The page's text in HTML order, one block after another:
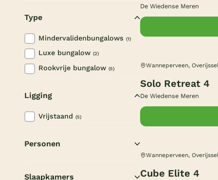
Type
Mindervalidenbungalows (1)
Luxe bungalow (2)
Rookvrije bungalow (5)
Ligging
Vrijstaand (5)
Personen
Slaapkamers
De Wiedense Meren
Wanneperveen, Overijssel
Solo Retreat 4
De Wiedense Meren
Wanneperveen, Overijssel
Cube Elite 4